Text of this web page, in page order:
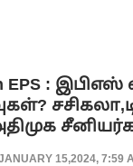
EPS : இபிஎஸ்
15,2024, 7:59